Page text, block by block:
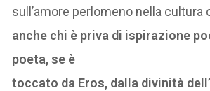
sull’amore perlomeno nella cultura
anche chi è priva di ispirazione
poeta, se è
toccato da Eros, dalla divinità